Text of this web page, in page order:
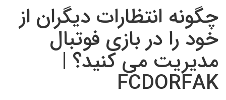
چگونه انتظارات دیگران از
خود را در بازی فوتبال
مدیریت می کنید؟ |
FCDORFAK